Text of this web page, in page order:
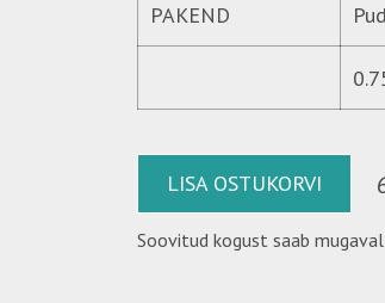
PAKEND
LISA OSTUKORVI
Soovitud kogust saab